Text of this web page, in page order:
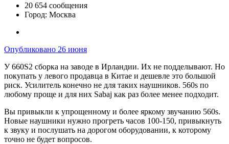
20 654 сообщения
Город: Москва
Опубликовано 26 июня
У 660S2 сборка на заводе в Ирландии. Их не подделывают. Но
покупать у левого продавца в Китае и дешевле это большой
риск. Усилитель конечно не для таких наушников. 560s по
любому проще и для них Sabaj как раз более менее подходит.
Вы привыкли к упрощенному и более яркому звучанию 560s.
Новые наушники нужно прогреть часов 100-150, привыкнуть
к звуку и послушать на дорогом оборудовании, к которому
точно не будет вопросов.